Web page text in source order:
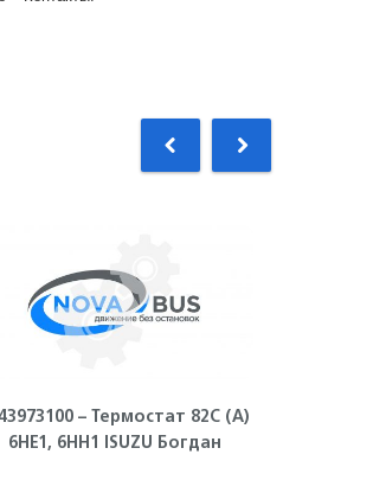
– Термостат 82С (А)
6НЕ1, 6НН1 ISUZU Богдан